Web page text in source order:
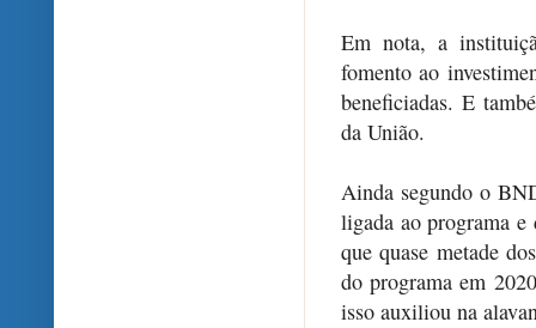
Em nota, a
fomento ao
beneficiadas. E
da União.
Ainda segundo o
ligada ao programa
que quase metade
do programa em
isso auxiliou na